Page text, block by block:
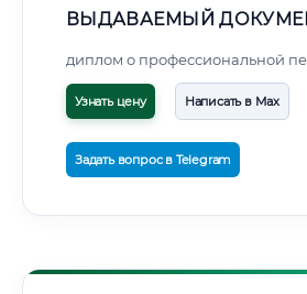
ВЫДАВАЕМЫЙ
диплом о профессиональной
Узнать цену Написать в Max
Задать вопрос в Telegram